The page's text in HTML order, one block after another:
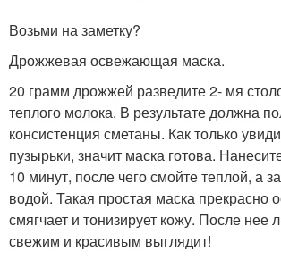
Возьми на заметку?
Дрожжевая освежающая маска.
20 грамм дрожжей разведите 2- мя
теплого молока. В результате должна
консистенция сметаны. Как только
пузырьки, значит маска готова.
10 минут, после чего смойте теплой, а
водой. Такая простая маска прекрасно
смягчает и тонизирует кожу. После нее
свежим и красивым выглядит!